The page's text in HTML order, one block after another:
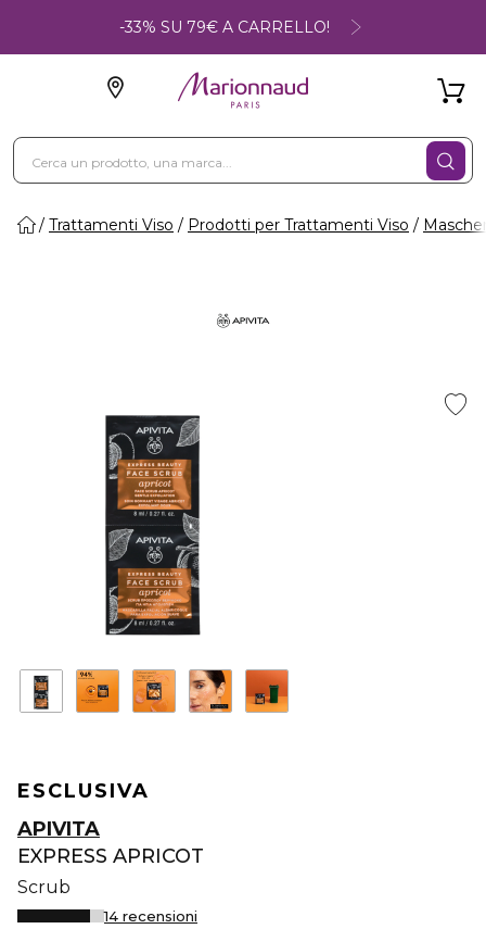
-33% SU 79€ A CARRELLO!
Trattamenti Viso Prodotti per Trattamenti Viso
ESCLUSIVA
APIVITA
EXPRESS APRICOT
Scrub
14 recensioni